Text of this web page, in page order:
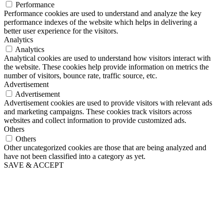
Performance
Performance cookies are used to understand and analyze the key
performance indexes of the website which helps in delivering a
better user experience for the visitors.
Analytics
Analytics
Analytical cookies are used to understand how visitors interact with
the website. These cookies help provide information on metrics the
number of visitors, bounce rate, traffic source, etc.
Advertisement
Advertisement
Advertisement cookies are used to provide visitors with relevant ads
and marketing campaigns. These cookies track visitors across
websites and collect information to provide customized ads.
Others
Others
Other uncategorized cookies are those that are being analyzed and
have not been classified into a category as yet.
SAVE & ACCEPT